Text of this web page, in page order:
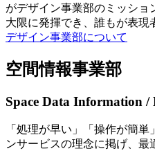
がデザイン事業部のミッシ
大限に発揮でき、誰もが表現
デザイン事業部について
空間情報事業部
Space Data Information
「処理が早い」「操作が簡
ンサービスの理念に掲げ、最